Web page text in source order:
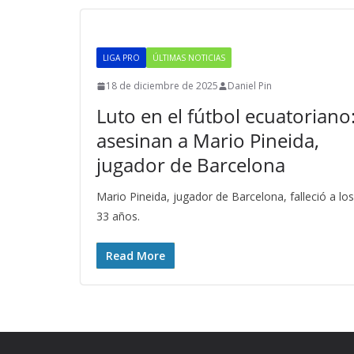
LIGA PRO ÚLTIMAS NOTICIAS
18 de diciembre de 2025 Daniel Pin
Luto en el fútbol
asesinan a Mario Pineida,
jugador de Barcelona
Mario Pineida, jugador de Barcelona, falleció a los
33 años.
Read More